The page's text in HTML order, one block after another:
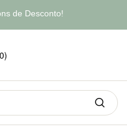
de Desconto!